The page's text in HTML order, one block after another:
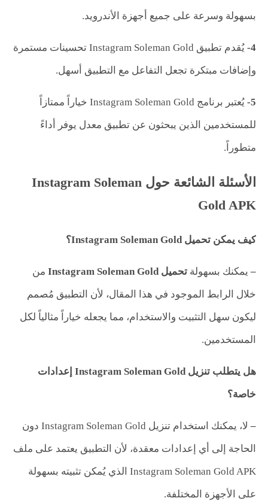
بسهولة وسرعة على جميع أجهزة الأندرويد.
4-
يُقدم تطبيق Instagram Soleman Gold تحسينات مستمرة
وإضافات مبتكرة تجعل التفاعل مع التطبيق أسهل.
5-
يُعتبر برنامج Instagram Soleman Gold خياراً ممتازاً
للمستخدمين الذين يبحثون عن تطبيق معدل يوفر أداءً
متطوراً.
الأسئلة الشائعة حول Instagram Soleman
Gold APK
كيف يمكن تحميلInstagram Soleman Gold؟
– يمكنك بسهولة تحميلInstagram Soleman Gold من
خلال الرابط الموجود في هذا المقال، لأن التطبيق مُصمم
ليكون سهل التثبيت والاستخدام، مما يجعله خياراً مثالياً لكل
المستخدمين.
هل يتطلب تنزيلInstagram Soleman Gold إعدادات
خاصة؟
–
لا، يمكنك استخدام تنزيل Instagram Soleman Gold دون
الحاجة إلى أي إعدادات معقدة، لأن التطبيق يعتمد على ملف
Instagram Soleman Gold APK الذي يُمكن تثبيته بسهولة
على الأجهزة المختلفة.